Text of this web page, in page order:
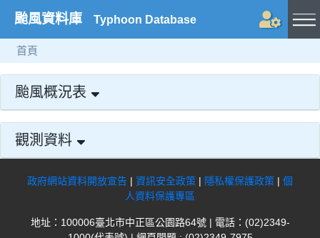
颱風資料庫 Typhoon Database
首頁
颱風概況表
觀測資料
政府網站資料開放宣告 | 資訊安全政策 | 隱私權保護政策 | 個
人資料保護專區
地址：100006臺北市中正區公園路64號 | 電話：(02)2349-